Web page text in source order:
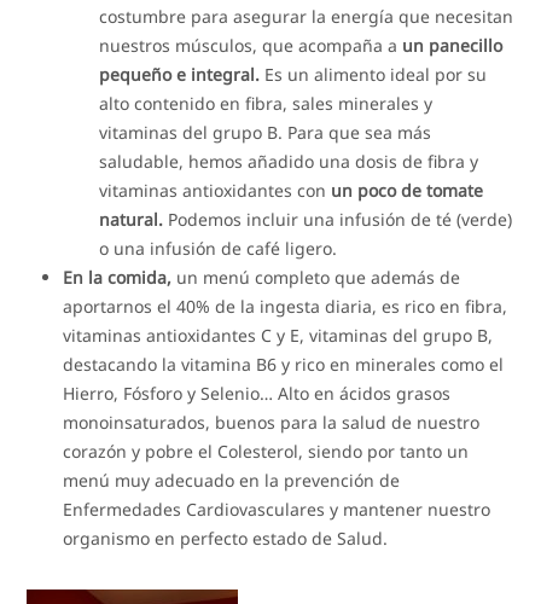
costumbre para asegurar la energía que necesitan
nuestros músculos, que acompaña a un panecillo
pequeño e integral. Es un alimento ideal por su
alto contenido en fibra, sales minerales y
vitaminas del grupo B. Para que sea más
saludable, hemos añadido una dosis de fibra y
vitaminas antioxidantes con un poco de tomate
natural. Podemos incluir una infusión de té (verde)
o una infusión de café ligero.
En la comida, un menú completo que además de
aportarnos el 40% de la ingesta diaria, es rico en fibra,
vitaminas antioxidantes C y E, vitaminas del grupo B,
destacando la vitamina B6 y rico en minerales como el
Hierro, Fósforo y Selenio… Alto en ácidos grasos
monoinsaturados, buenos para la salud de nuestro
corazón y pobre el Colesterol, siendo por tanto un
menú muy adecuado en la prevención de
Enfermedades Cardiovasculares y mantener nuestro
organismo en perfecto estado de Salud.